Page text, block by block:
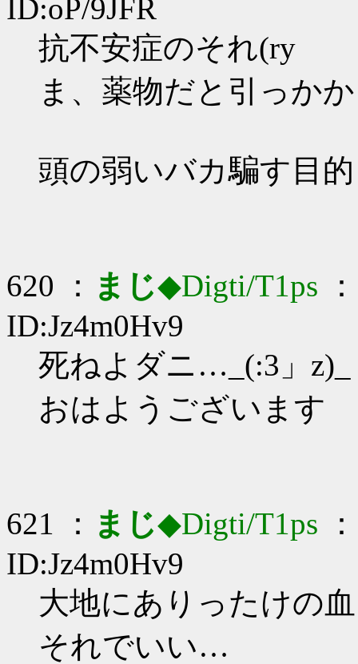
ID:oP/9JFR
抗不安症のそれ(ry
ま、薬物だと引っか
頭の弱いバカ騙す目
620 ： まじ◆Digti/T1ps
ID:Jz4m0Hv9
死ねよダニ…_(:3」z)_
おはようございます
621 ： まじ◆Digti/T1ps
ID:Jz4m0Hv9
大地にありったけの
それでいい…